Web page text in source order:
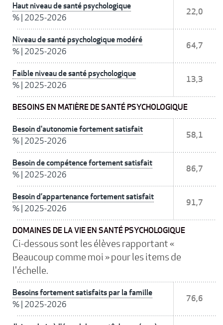
Haut niveau de santé psychologique
% 2025-2026
22,0
Niveau de santé psychologique modéré
% 2025-2026
64,7
Faible niveau de santé psychologique
% 2025-2026
13,3
BESOINS EN MATIÈRE DE SANTÉ PSYCHOLOGIQUE
Besoin d'autonomie fortement satisfait
% 2025-2026
58,1
Besoin de compétence fortement satisfait
% 2025-2026
86,7
Besoin d’appartenance fortement satisfait
% 2025-2026
91,7
DOMAINES DE LA VIE EN SANTÉ PSYCHOLOGIQUE
Ci-dessous sont les élèves rapportant «
Beaucoup comme moi » pour les items de
l'échelle.
Besoins fortement satisfaits par la famille
% 2025-2026
76,6